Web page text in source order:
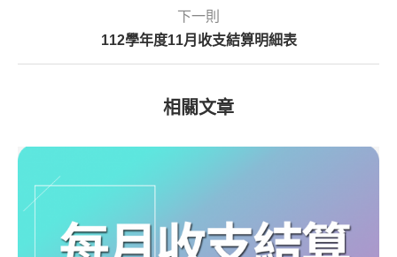
下一則
112學年度11月收支結算明細表
相關文章